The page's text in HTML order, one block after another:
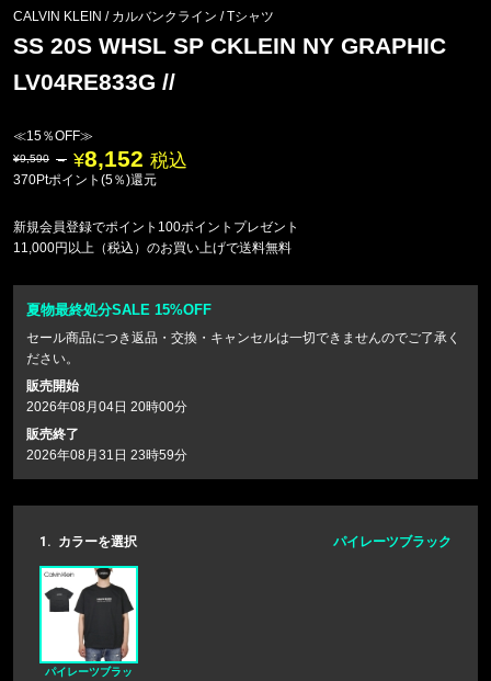
CALVIN KLEIN / カルバンクライン /Tシャツ
SS 20S WHSL SP CKLEIN NY GRAPHIC
LV04RE833G //
≪15％OFF≫
9,590 8,152 税込
370Ptポイント(5％)還元
新規会員登録でポイント100ポイントプレゼント
11,000円以上（税込）のお買い上げで送料無料
夏物最終処分SALE 15%OFF
セール商品につき返品・交換・キャンセルは一切できませんのでご了承く
ださい。
販売開始
2026年08月04日 20時00分
販売終了
2026年08月31日 23時59分
1. カラーを選択 パイレーツブラック
パイレーツブラッ